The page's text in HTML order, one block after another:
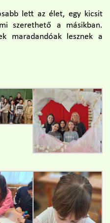
lett az élet, egy kicsit
szerethető a másikban.
maradandóak lesznek a